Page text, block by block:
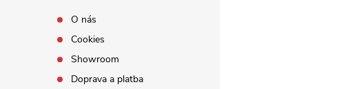
O nás
Cookies
Showroom
Doprava a platba